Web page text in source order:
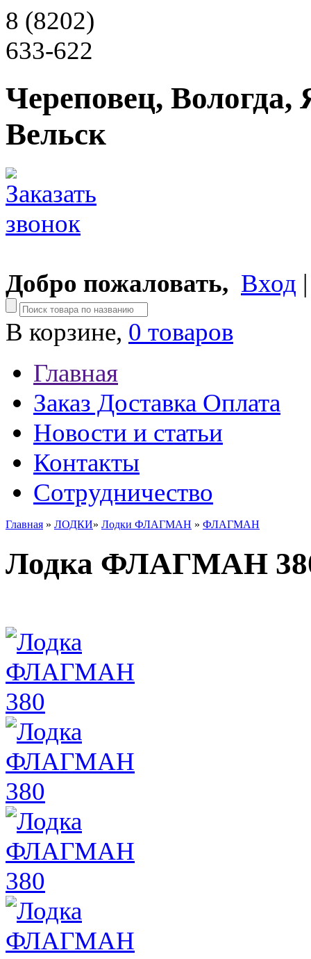
8 (8202)
633-622
Череповец, Вологда,
Вельск
Добро пожаловать, Вход
В корзине, 0 товаров
Главная
Заказ Доставка Оплата
Новости и статьи
Контакты
Сотрудничество
Главная » ЛОДКИ» Лодки ФЛАГМАН » ФЛАГМАН
Лодка ФЛАГМАН